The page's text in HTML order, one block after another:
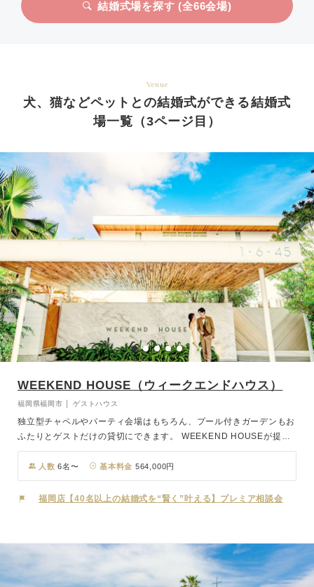
結婚式場を探す (全66会場)
Venue
犬、猫などペットとの結婚式ができる結婚式
場一覧（3ページ目）
WEEKEND HOUSE（ウィークエンドハウス）
福岡県福岡市 │ ゲストハウス
独立型チャペルやパーティ会場はもちろん、プール付きガーデンもお
ふたりとゲストだけの貸切にできます。 WEEKEND HOUSEが提案
する「WEEKEND WEDDING」は365日、「WEEKENDER」になれ
る刺激と寛ぎのリゾートハウスウェディング。毎日を週末気分で過ご
せる場所がここにはあります。
人数 6名〜 基本料金 564,000円
福岡店【40名以上の結婚式を“賢く”叶える】プレミア相談会